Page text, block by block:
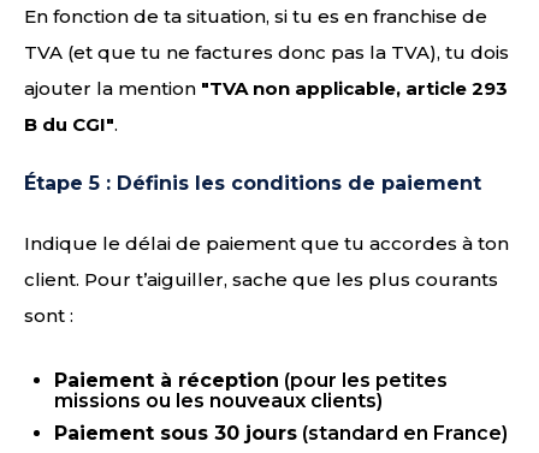
En fonction de ta situation, si tu es en franchise de
TVA (et que tu ne factures donc pas la TVA), tu dois
ajouter la mention "TVA non applicable, article 293
B du CGI".
Étape 5 : Définis les conditions de paiement
Indique le délai de paiement que tu accordes à ton
client. Pour t’aiguiller, sache que les plus courants
sont :
Paiement à réception (pour les petites
missions ou les nouveaux clients)
Paiement sous 30 jours (standard en France)